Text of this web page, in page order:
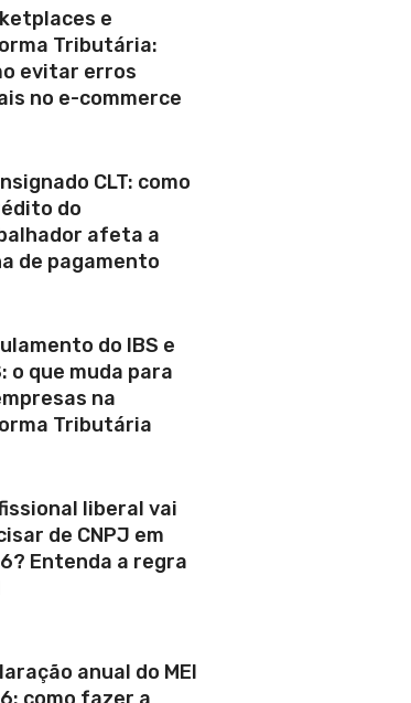
e
Tributária:
evitar erros
no e-commerce
CLT: como
do
afeta a
de pagamento
do IBS e
o que muda para
na
Tributária
liberal vai
de CNPJ em
Entenda a regra
anual do MEI